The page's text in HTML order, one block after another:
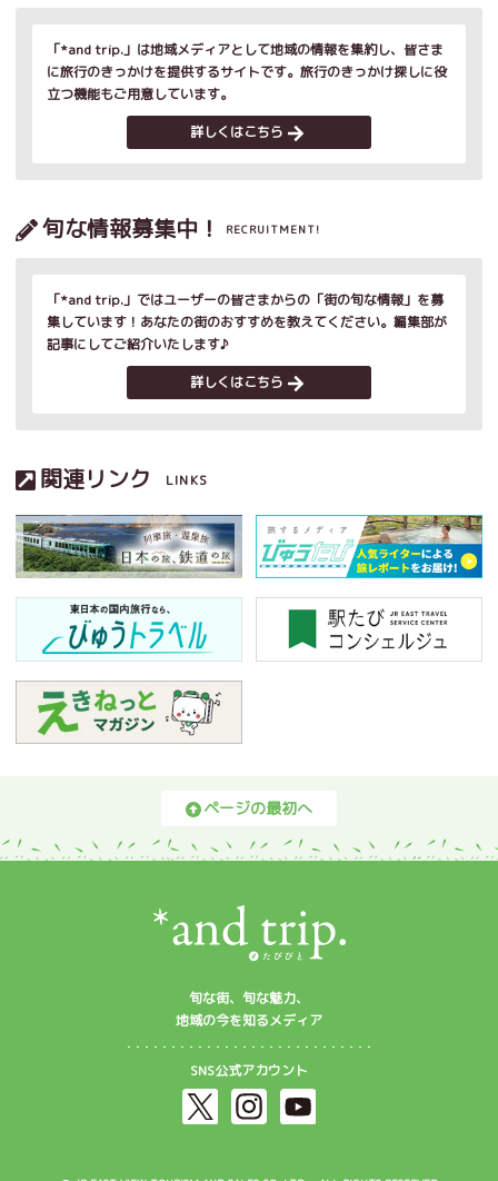
「*and trip.」は地域メディアとして地域の情報を集約し、皆さま
に旅行のきっかけを提供するサイトです。旅行のきっかけ探しに役
立つ機能もご用意しています。
詳しくはこちら
旬な情報募集中！ RECRUITMENT!
「*and trip.」ではユーザーの皆さまからの「街の旬な情報」を募
集しています！あなたの街のおすすめを教えてください。編集部が
記事にしてご紹介いたします♪
詳しくはこちら
関連リンク LINKS
ページの最初へ
旬な街、旬な魅力、
地域の今を知るメディア
SNS公式アカウント